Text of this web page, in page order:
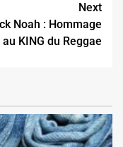
Next
Noah : Hommage
au KING du Reggae